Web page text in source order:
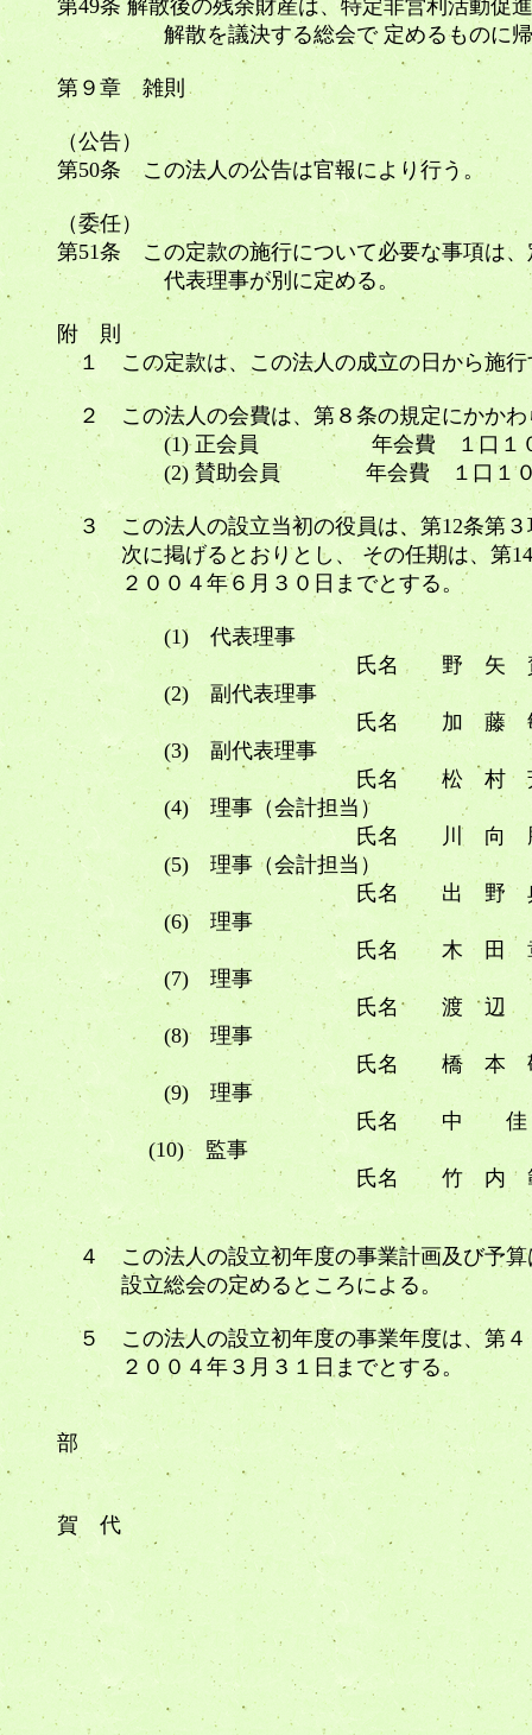
第49条 解散後の残余財産は、特定非営利活動促
解散を議決する総会で 定めるものに帰属
第９章 雑則
（公告）
第50条 この法人の公告は官報により行う。
（委任）
第51条 この定款の施行について必要な事項は
代表理事が別に定める。
附 則
１ この定款は、この法人の成立の日から施行
２ この法人の会費は、第８条の規定にかか
(1) 正会員 年会費 １口１００
(2) 賛助会員 年会費 １口１０００
３ この法人の設立当初の役員は、第12条第３
次に掲げるとおりとし、 その任期は、第14
２００４年６月３０日までとする。
(1) 代表理事
氏名 野 矢 賀
(2) 副代表理事
氏名 加 藤 敏
(3) 副代表理事
氏名 松 村 芳
(4) 理事（会計担当）
氏名 川 向 勝
(5) 理事（会計担当）
氏名 出 野 典
(6) 理事
氏名 木 田 章
(7) 理事
氏名 渡 辺
(8) 理事
氏名 橋 本 敬
(9) 理事
氏名 中 佳 代
(10) 監事
氏名 竹 内 範
４ この法人の設立初年度の事業計画及び予算
設立総会の定めるところによる。
５ この法人の設立初年度の事業年度は、第４
２００４年３月３１日までとする。
ＮＰＯ法人 伝統
部
設立代
賀 代